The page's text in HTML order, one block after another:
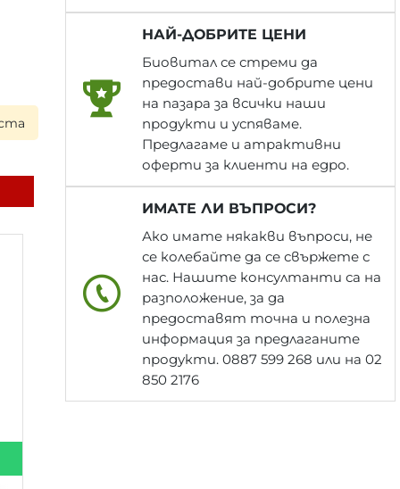
следващия работен ден при поръчка до 17:00 ч. ▪
НАЙ-ДОБРИТЕ ЦЕНИ
Биовитал се стреми да
предостави най-добрите цени
на пазара за всички наши
продукти и успяваме.
Предлагаме и атрактивни
оферти за клиенти на едро.
ИМАТЕ ЛИ ВЪПРОСИ?
Ако имате някакви въпроси, не
се колебайте да се свържете с
нас. Нашите консултанти са на
разположение, за да
предоставят точна и полезна
информация за предлаганите
продукти. 0887 599 268 или на 02
850 2176